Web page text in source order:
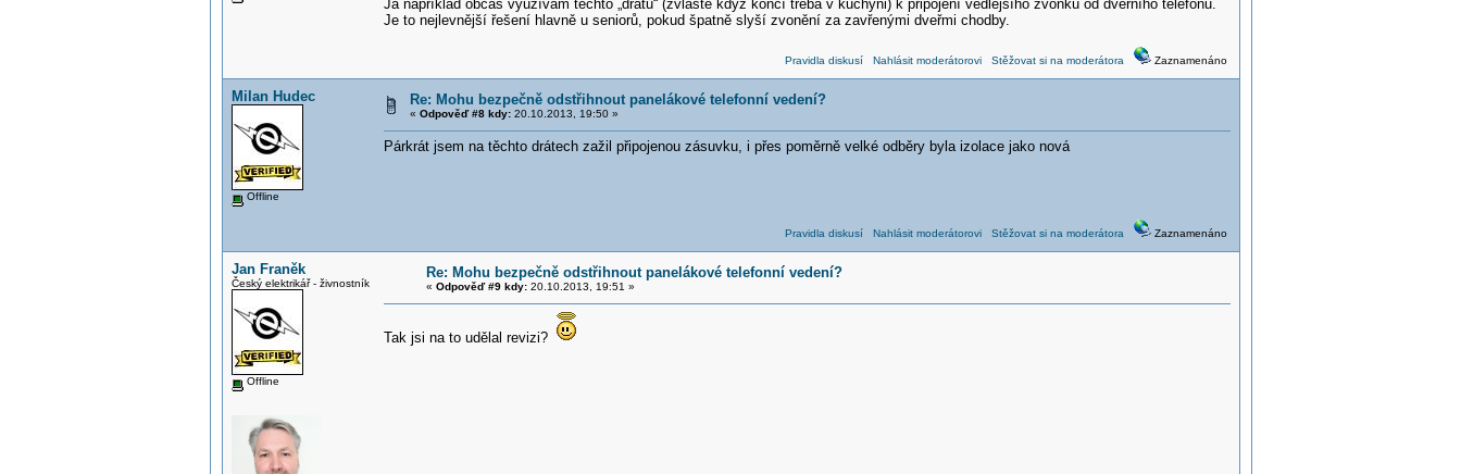
Já například občas využívám těchto „drátů“ (zvláště když končí třeba v kuchyni) k připojení vedlejšího zvonku od dveřního telefonu.
Je to nejlevnější řešení hlavně u seniorů, pokud špatně slyší zvonění za zavřenými dveřmi chodby.
Pravidla diskusí Nahlásit moderátorovi Stěžovat si na moderátora Zaznamenáno
Milan Hudec
Offline
Re: Mohu bezpečně odstřihnout panelákové telefonní vedení?
« Odpověď #8 kdy:20.10.2013, 19:50 »
Párkrát jsem na těchto drátech zažil připojenou zásuvku, i přes poměrně velké odběry byla izolace jako nová
Pravidla diskusí Nahlásit moderátorovi Stěžovat si na moderátora Zaznamenáno
Jan Franěk
Český elektrikář - živnostník
Offline
Re: Mohu bezpečně odstřihnout panelákové telefonní vedení?
« Odpověď #9 kdy:20.10.2013, 19:51 »
Tak jsi na to udělal revizi?